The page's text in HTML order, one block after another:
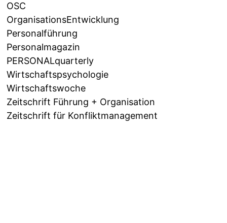
OSC
OrganisationsEntwicklung
Personalführung
Personalmagazin
PERSONALquarterly
Wirtschaftspsychologie
Wirtschaftswoche
Zeitschrift Führung + Organisation
Zeitschrift für Konfliktmanagement